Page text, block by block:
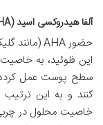
آلفا هیدروکسی اسید (AHA) و بتا هیدروکسی اسید (BHA)
سطح پوست عمل
خاصیت محلول در چربی